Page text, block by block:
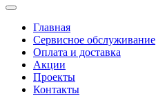
Главная
Сервисное обслуживание
Оплата и доставка
Акции
Проекты
Контакты